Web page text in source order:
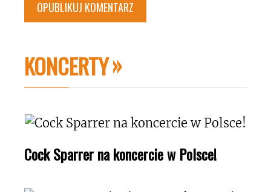
KONCERTY
Cock Sparrer na koncercie w Polsce!